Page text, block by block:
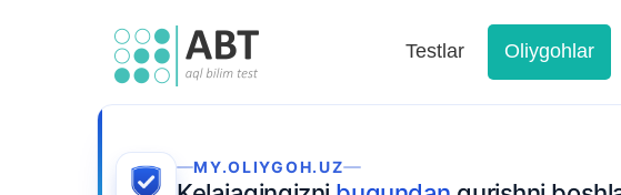
Testlar Oliygohlar
MY.OLIYGOH.UZ